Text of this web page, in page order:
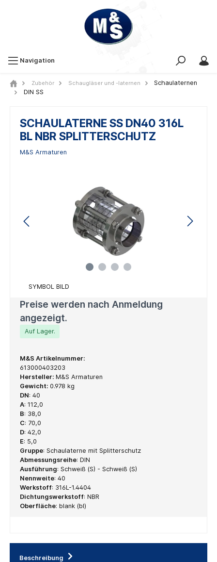
Navigation
Zubehör Schaugläser und -laternen
Schaulaternen
DIN SS
SCHAULATERNE SS DN40 316L
BL NBR SPLITTERSCHUTZ
M&S Armaturen
SYMBOL BILD
Preise werden nach Anmeldung
angezeigt.
Auf Lager.
M&S Artikelnummer:
613000403203
Hersteller: M&S Armaturen
Gewicht: 0.978 kg
DN: 40
A: 112,0
B: 38,0
C: 70,0
D: 42,0
E: 5,0
Gruppe: Schaulaterne mit Splitterschutz
Abmessungsreihe: DIN
Ausführung: Schweiß (S) - Schweiß (S)
Nennweite: 40
Werkstoff: 316L-1.4404
Dichtungswerkstoff: NBR
Oberfläche: blank (bl)
Beschreibung